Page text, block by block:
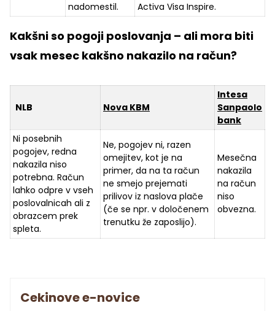
nadomestil.
Activa Visa Inspire.
Kakšni so pogoji poslovanja – ali mora biti
vsak mesec kakšno nakazilo na račun?
NLB Nova KBM
Intesa
Sanpaolo
bank
Ni posebnih
pogojev, redna
nakazila niso
potrebna. Račun
lahko odpre v vseh
poslovalnicah ali z
obrazcem prek
spleta.
Ne, pogojev ni, razen
omejitev, kot je na
primer, da na ta račun
ne smejo prejemati
prilivov iz naslova plače
(če se npr. v določenem
trenutku že zaposlijo).
Mesečna
nakazila
na račun
niso
obvezna.
Cekinove e-novice